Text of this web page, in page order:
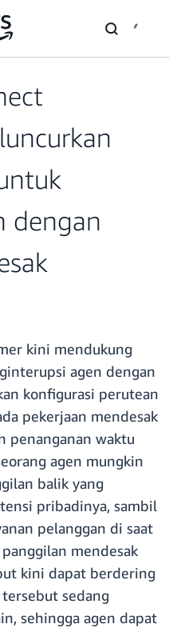
dengan
kini mendukung
agen dengan
konfigurasi perutean
pekerjaan mendesak
penanganan waktu
agen mungkin
balik yang
pribadinya, sambil
pelanggan di saat
mendesak
kini dapat berdering
sedang
sehingga agen dapat